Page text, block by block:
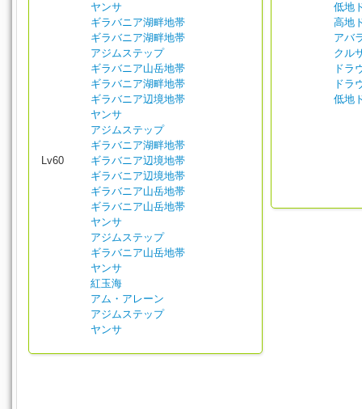
Lv60
ヤンサ
ギラバニア湖畔地帯
ギラバニア湖畔地帯
アジムステップ
ギラバニア山岳地帯
ギラバニア湖畔地帯
ギラバニア辺境地帯
ヤンサ
アジムステップ
ギラバニア湖畔地帯
ギラバニア辺境地帯
ギラバニア辺境地帯
ギラバニア山岳地帯
ギラバニア山岳地帯
ヤンサ
アジムステップ
ギラバニア山岳地帯
ヤンサ
紅玉海
アム・アレーン
アジムステップ
ヤンサ
低地
高地
アバ
クル
ドラ
ドラ
低地